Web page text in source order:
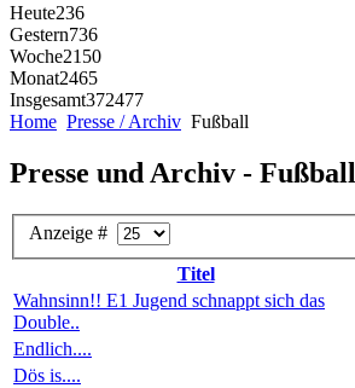
Heute236
Gestern736
Woche2150
Monat2465
Insgesamt372477
Home Presse / Archiv Fußball
Presse und Archiv - Fußball
Anzeige #
Titel
Wahnsinn!! E1 Jugend schnappt sich das
Double..
Endlich....
Dös is....